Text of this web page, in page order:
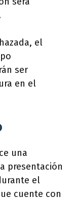
el
ser
en el
una
presentación
el
cuente con